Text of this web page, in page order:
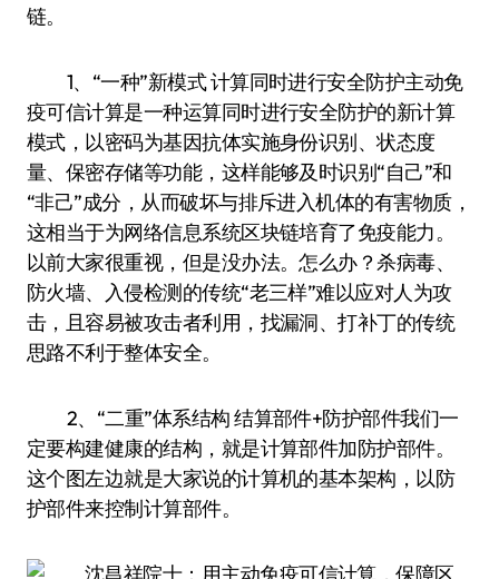
链。
1、“一种”新模式 计算同时进行安全防护主动免
疫可信计算是一种运算同时进行安全防护的新计算
模式，以密码为基因抗体实施身份识别、状态度
量、保密存储等功能，这样能够及时识别“自己”和
“非己”成分，从而破坏与排斥进入机体的有害物质，
这相当于为网络信息系统区块链培育了免疫能力。
以前大家很重视，但是没办法。怎么办？杀病毒、
防火墙、入侵检测的传统“老三样”难以应对人为攻
击，且容易被攻击者利用，找漏洞、打补丁的传统
思路不利于整体安全。
2、“二重”体系结构 结算部件+防护部件我们一
定要构建健康的结构，就是计算部件加防护部件。
这个图左边就是大家说的计算机的基本架构，以防
护部件来控制计算部件。